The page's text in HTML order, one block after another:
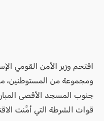
اقتحم وزير الأمن القومي
ومجموعة من المستوطنين،
جنوب المسجد الأقصى
قوات الشرطة التي أمَّنت